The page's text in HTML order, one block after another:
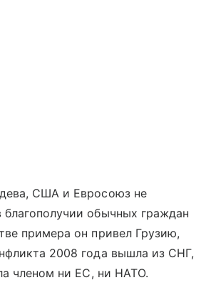
США и Евросоюз не
благополучии обычных граждан
примера он привел Грузию,
2008 года вышла из СНГ,
членом ни ЕС, ни НАТО.